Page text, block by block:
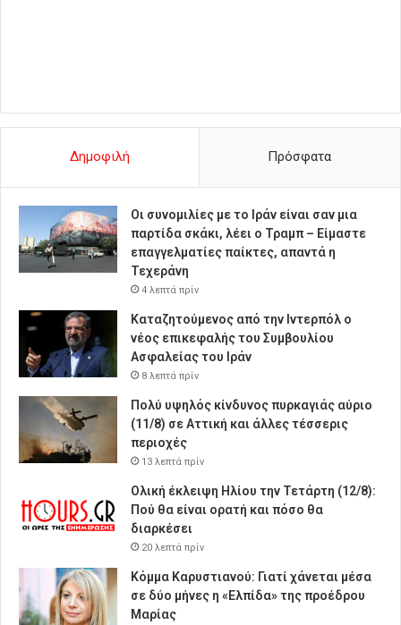
Δημοφιλή Πρόσφατα
Οι συνομιλίες με το Ιράν είναι σαν μια
παρτίδα σκάκι, λέει ο Τραμπ – Είμαστε
επαγγελματίες παίκτες, απαντά η
Τεχεράνη
4 λεπτά πρίν
Καταζητούμενος από την Ιντερπόλ ο
νέος επικεφαλής του Συμβουλίου
Ασφαλείας του Ιράν
8 λεπτά πρίν
Πολύ υψηλός κίνδυνος πυρκαγιάς αύριο
(11/8) σε Αττική και άλλες τέσσερις
περιοχές
13 λεπτά πρίν
Ολική έκλειψη Ηλίου την Τετάρτη (12/8):
Πού θα είναι ορατή και πόσο θα
διαρκέσει
20 λεπτά πρίν
Κόμμα Καρυστιανού: Γιατί χάνεται μέσα
σε δύο μήνες η «Ελπίδα» της προέδρου
Μαρίας